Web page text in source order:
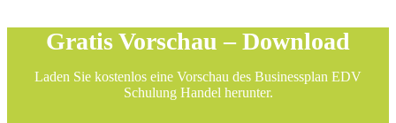
Gratis Vorschau – Download
Laden Sie kostenlos eine Vorschau des Businessplan EDV
Schulung Handel herunter.